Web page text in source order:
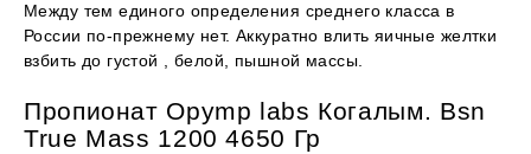
Между тем единого определения среднего класса в
России по-прежнему нет. Аккуратно влить яичные желтки
взбить до густой , белой, пышной массы.
Пропионат Opymp labs Когалым. Bsn
True Mass 1200 4650 Гр